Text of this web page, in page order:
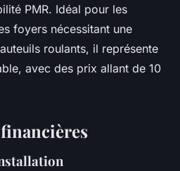
PMR. Idéal pour les
foyers nécessitant une
roulants, il représente
avec des prix allant de 10